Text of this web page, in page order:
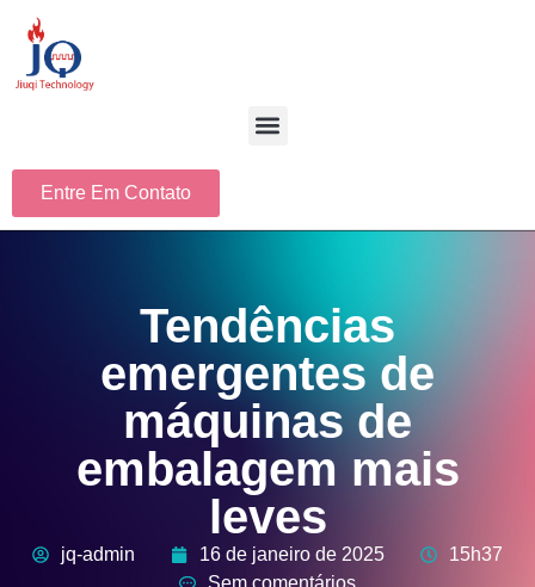
Entre Em Contato
Tendências
emergentes de
máquinas de
embalagem mais
leves
jq-admin 16 de janeiro de 2025
15h37
Sem comentários